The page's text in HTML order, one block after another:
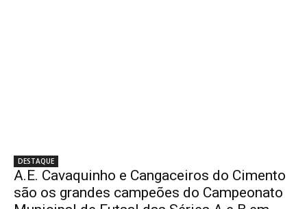
DESTAQUE
A.E. Cavaquinho e Cangaceiros do Cimento
são os grandes campeões do Campeonato